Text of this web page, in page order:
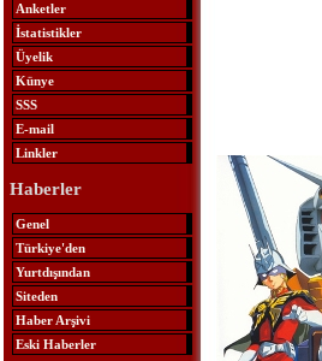
Anketler
İstatistikler
Üyelik
Künye
SSS
E-mail
Linkler
Haberler
Genel
Türkiye'den
Yurtdışından
Siteden
Haber Arşivi
Eski Haberler